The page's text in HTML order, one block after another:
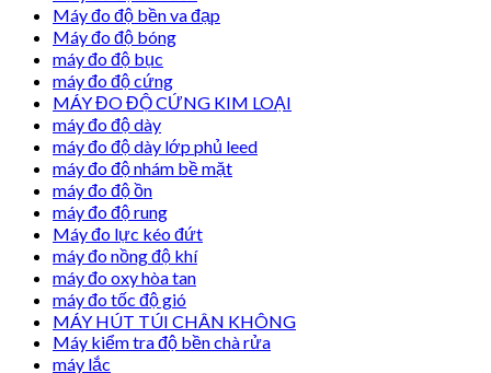
Máy đo độ bền va đạp
Máy đo độ bóng
máy đo độ bục
máy đo độ cứng
MÁY ĐO ĐỘ CỨNG KIM LOẠI
máy đo độ dày
máy đo độ dày lớp phủ leed
máy đo độ nhám bề mặt
máy đo độ ồn
máy đo độ rung
Máy đo lực kéo đứt
máy đo nồng độ khí
máy đo oxy hòa tan
máy đo tốc độ gió
MÁY HÚT TÚI CHÂN KHÔNG
Máy kiểm tra độ bền chà rửa
máy lắc